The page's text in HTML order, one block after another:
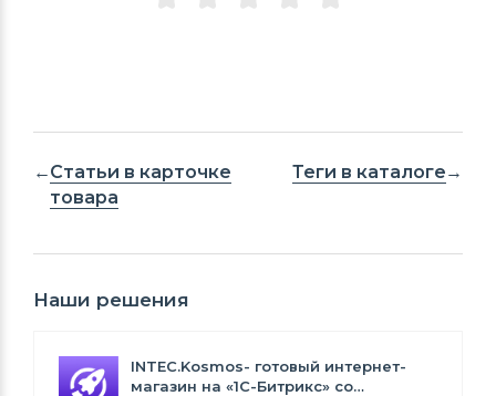
Статьи в карточке
товара
Теги в каталоге
Наши решения
INTEC.Kosmos- готовый интернет-
магазин на «1С-Битрикс» со